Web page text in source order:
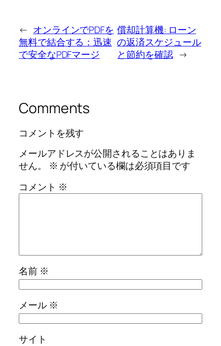
← オンラインでPDFを
無料で結合する：迅速
で安全なPDFマージ
償却計算機: ローン
の返済スケジュール
と節約を確認 →
Comments
コメントを残す
メールアドレスが公開されることはありま
せん。
※ が付いている欄は必須項目です
コメント ※
名前 ※
メール ※
サイト